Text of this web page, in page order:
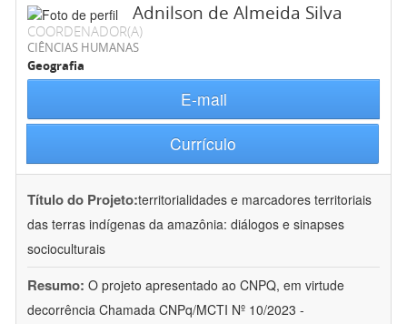
Adnilson de Almeida Silva
COORDENADOR(A)
CIÊNCIAS HUMANAS
Geografia
E-mail
Currículo
Título do Projeto:territorialidades e marcadores territoriais
das terras indígenas da amazônia: diálogos e sinapses
socioculturais
Resumo: O projeto apresentado ao CNPQ, em virtude
decorrência Chamada CNPq/MCTI Nº 10/2023 -